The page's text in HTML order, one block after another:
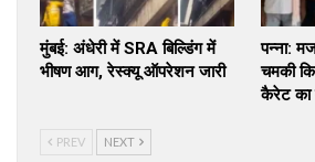
मुंबई: अंधेरी में SRA बिल्डिंग में
भीषण आग, रेस्क्यू ऑपरेशन जारी
पन्ना:
चमकी
कैरेट का
PREV NEXT